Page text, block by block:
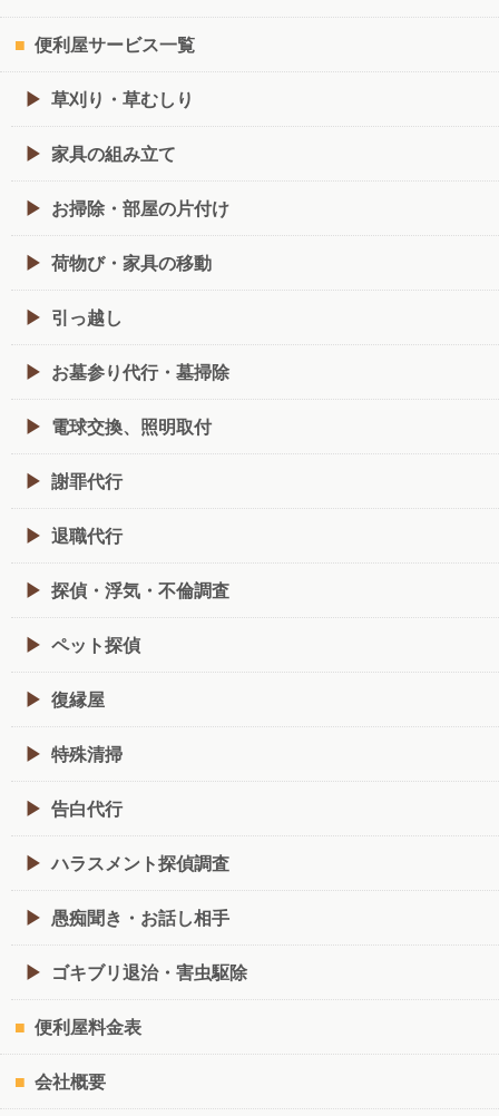
便利屋サービス一覧
草刈り・草むしり
家具の組み立て
お掃除・部屋の片付け
荷物び・家具の移動
引っ越し
お墓参り代行・墓掃除
電球交換、照明取付
謝罪代行
退職代行
探偵・浮気・不倫調査
ペット探偵
復縁屋
特殊清掃
告白代行
ハラスメント探偵調査
愚痴聞き・お話し相手
ゴキブリ退治・害虫駆除
便利屋料金表
会社概要